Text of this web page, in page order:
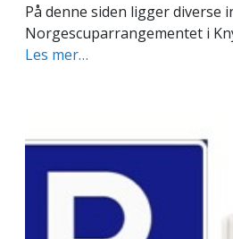
På denne siden ligger diverse
Norgescuparrangementet i
Les mer…